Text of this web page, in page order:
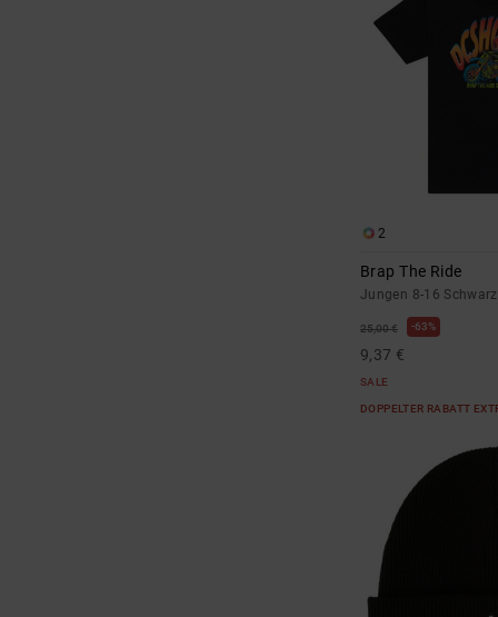
2
Brap The Ride
Jungen 8-16
25,00 € 63%
9,37 €
SALE
DOPPELTER RABATT